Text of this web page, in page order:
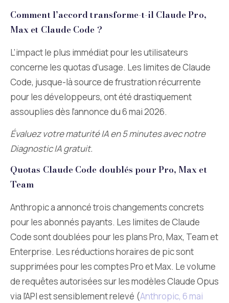
Comment l’accord transforme-t-il Claude Pro,
Max et Claude Code ?
L’impact le plus immédiat pour les utilisateurs
concerne les quotas d’usage. Les limites de Claude
Code, jusque-là source de frustration récurrente
pour les développeurs, ont été drastiquement
assouplies dès l’annonce du 6 mai 2026.
Évaluez votre maturité IA en 5 minutes avec notre
Diagnostic IA gratuit.
Quotas Claude Code doublés pour Pro, Max et
Team
Anthropic a annoncé trois changements concrets
pour les abonnés payants. Les limites de Claude
Code sont doublées pour les plans Pro, Max, Team et
Enterprise. Les réductions horaires de pic sont
supprimées pour les comptes Pro et Max. Le volume
de requêtes autorisées sur les modèles Claude Opus
via l’API est sensiblement relevé (Anthropic, 6 mai